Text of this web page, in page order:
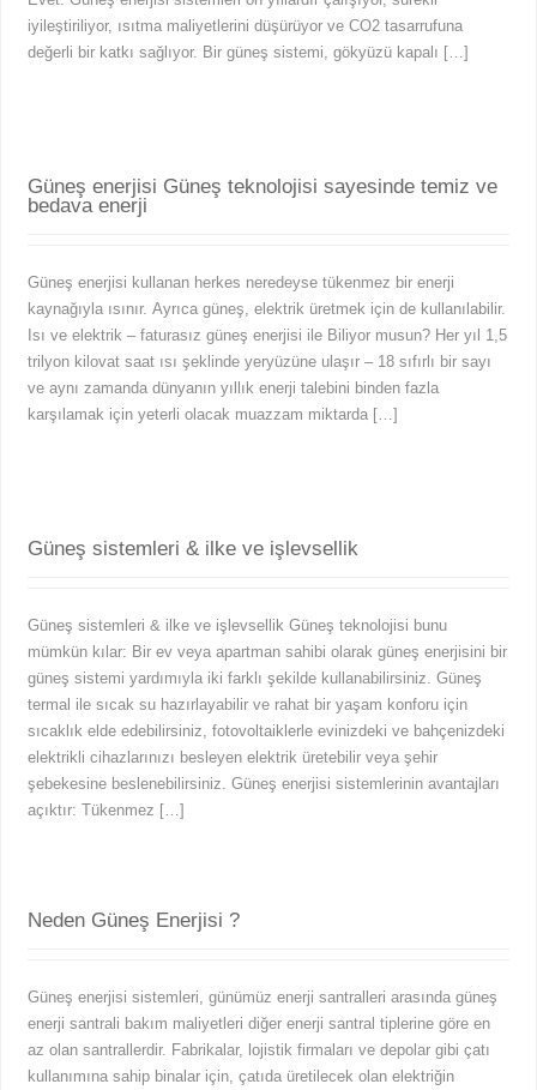
iyileştiriliyor, ısıtma maliyetlerini düşürüyor ve CO2 tasarrufuna
değerli bir katkı sağlıyor. Bir güneş sistemi, gökyüzü kapalı […]
Güneş enerjisi Güneş teknolojisi sayesinde temiz ve
bedava enerji
Güneş enerjisi kullanan herkes neredeyse tükenmez bir enerji
kaynağıyla ısınır. Ayrıca güneş, elektrik üretmek için de kullanılabilir.
Isı ve elektrik – faturasız güneş enerjisi ile Biliyor musun? Her yıl 1,5
trilyon kilovat saat ısı şeklinde yeryüzüne ulaşır – 18 sıfırlı bir sayı
ve aynı zamanda dünyanın yıllık enerji talebini binden fazla
karşılamak için yeterli olacak muazzam miktarda […]
Güneş sistemleri & ilke ve işlevsellik
Güneş sistemleri & ilke ve işlevsellik Güneş teknolojisi bunu
mümkün kılar: Bir ev veya apartman sahibi olarak güneş enerjisini bir
güneş sistemi yardımıyla iki farklı şekilde kullanabilirsiniz. Güneş
termal ile sıcak su hazırlayabilir ve rahat bir yaşam konforu için
sıcaklık elde edebilirsiniz, fotovoltaiklerle evinizdeki ve bahçenizdeki
elektrikli cihazlarınızı besleyen elektrik üretebilir veya şehir
şebekesine beslenebilirsiniz. Güneş enerjisi sistemlerinin avantajları
açıktır: Tükenmez […]
Neden Güneş Enerjisi ?
Güneş enerjisi sistemleri, günümüz enerji santralleri arasında güneş
enerji santrali bakım maliyetleri diğer enerji santral tiplerine göre en
az olan santrallerdir. Fabrikalar, lojistik firmaları ve depolar gibi çatı
kullanımına sahip binalar için, çatıda üretilecek olan elektriğin